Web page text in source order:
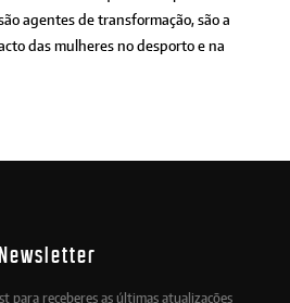
agentes de transformação, são a
das mulheres no desporto e na
para receberes as últimas atualizações